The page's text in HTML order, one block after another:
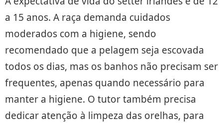
a 15 anos. A raça demanda cuidados
moderados com a higiene, sendo
recomendado que a pelagem seja escovada
todos os dias, mas os banhos não precisam ser
frequentes, apenas quando necessário para
manter a higiene. O tutor também precisa
dedicar atenção à limpeza das orelhas, para